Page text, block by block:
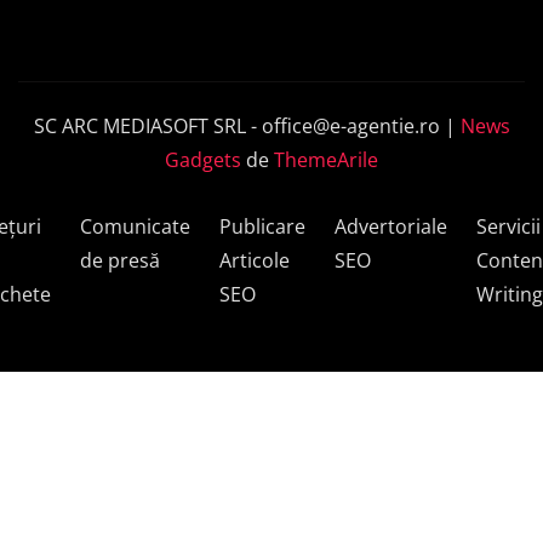
SC ARC MEDIASOFT SRL - office@e-agentie.ro | News
Gadgets deThemeArile
Comunicate
de presă
Publicare
Articole
SEO
Advertoriale
SEO
Servicii
Writing